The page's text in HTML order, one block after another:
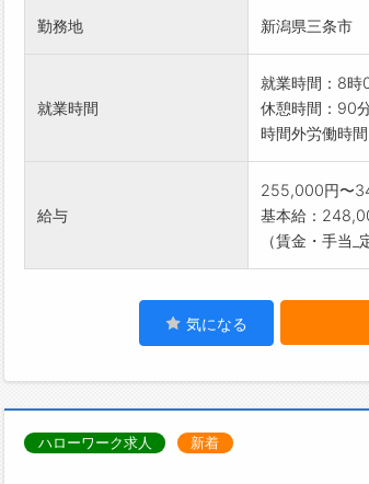
勤務地 新潟県三条市
就業時間
就業時間：8時
休憩時間：90
時間外労働時
給与
255,000円〜
基本給：
（賃金・手当
気になる
ハローワーク求人 新着